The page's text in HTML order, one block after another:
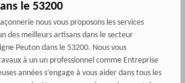
le 53200
nous vous proposons les services
des meilleurs artisans dans le secteur
Peuton dans le 53200. Nous vous
à un un professionnel comme Entreprise
années s’engage à vous aider dans tous les